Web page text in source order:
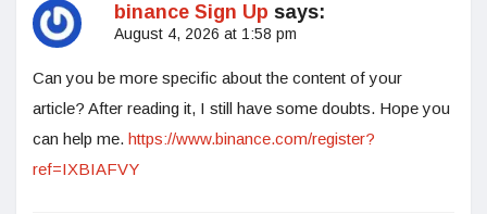
binance Sign Up says:
August 4, 2026 at 1:58 pm
Can you be more specific about the content of your
article? After reading it, I still have some doubts. Hope you
can help me. https://www.binance.com/register?
ref=IXBIAFVY